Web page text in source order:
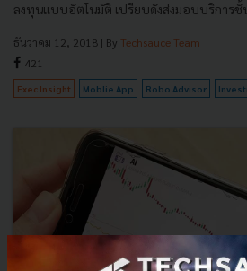
ลงทุนแบบอัตโนมัติ เปรียบดังส่งมอบบริการชั้น
ธันวาคม 12, 2018 | By Techsauce Team
421
Exec Insight Moblie App Robo Advisor